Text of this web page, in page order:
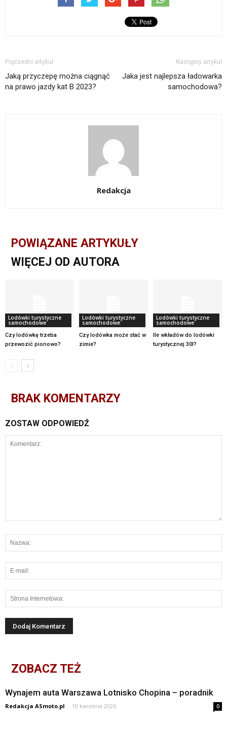
Poprzedni artykuł
Jaką przyczepę można ciągnąć
na prawo jazdy kat B 2023?
Następny artykuł
Jaka jest najlepsza ładowarka
samochodowa?
Redakcja
POWIĄZANE ARTYKUŁY
WIĘCEJ OD AUTORA
Lodówki turystyczne
samochodowe
Czy lodówkę trzeba
przewozić pionowo?
Lodówki turystyczne
samochodowe
Czy lodówka może stać w
zimie?
Lodówki turystyczne
samochodowe
Ile wkładów do lodówki
turystycznej 30l?
BRAK KOMENTARZY
ZOSTAW ODPOWIEDŹ
ZOBACZ TEŻ
Wynajem auta Warszawa Lotnisko Chopina – poradnik
Redakcja ASmoto.pl - 10 kwietnia 2026 0